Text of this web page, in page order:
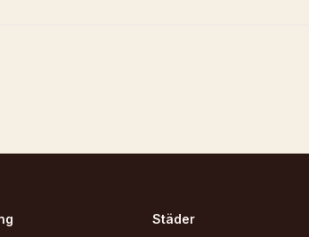
Städer